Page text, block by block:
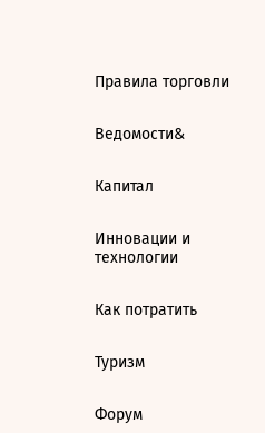
Правила торговли
Ведомости&
Капитал
Инновации и
технологии
Как потратить
Туризм
Форум